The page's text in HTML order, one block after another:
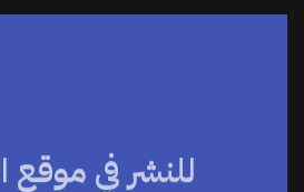
للنشر في موقع